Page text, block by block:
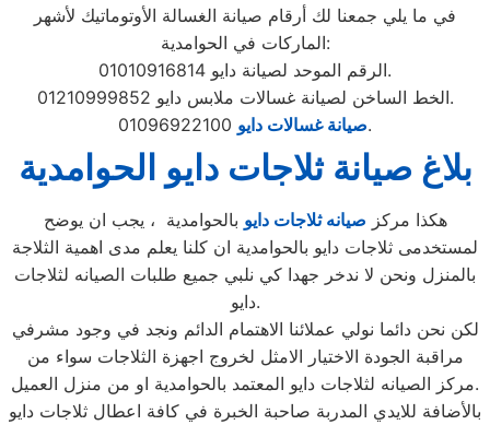
في ما يلي جمعنا لك أرقام صيانة الغسالة الأوتوماتيك لأشهر
الماركات في الحوامدية:
الرقم الموحد لصيانة دايو 01010916814.
الخط الساخن لصيانة غسالات ملابس دايو 01210999852.
صيانة غسالات دايو01096922100.
بلاغ صيانة ثلاجات دايو الحوامدية
هكذا مركز صيانه ثلاجات دايو بالحوامدية ، يجب ان يوضح
لمستخدمى ثلاجات دايو بالحوامدية ان كلنا يعلم مدى اهمية الثلاجة
بالمنزل ونحن لا ندخر جهدا كي نلبي جميع طلبات الصيانه لثلاجات
دايو.
لكن نحن دائما نولي عملائنا الاهتمام الدائم ونجد في وجود مشرفي
مراقبة الجودة الاختيار الامثل لخروج اجهزة الثلاجات سواء من
مركز الصيانه لثلاجات دايو المعتمد بالحوامدية او من منزل العميل.
بالأضافة للايدي المدربة صاحبة الخبرة في كافة اعطال ثلاجات دايو